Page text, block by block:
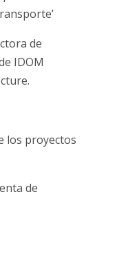
de
IDOM
los proyectos
de